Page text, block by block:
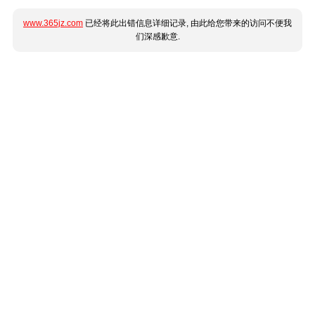
www.365jz.com 已经将此出错信息详细记录, 由此给您带来的访问不便我
们深感歉意.